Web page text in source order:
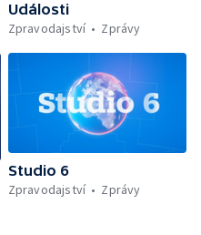
Události
Zpravodajství
Zprávy
Studio 6
Zpravodajství
Zprávy